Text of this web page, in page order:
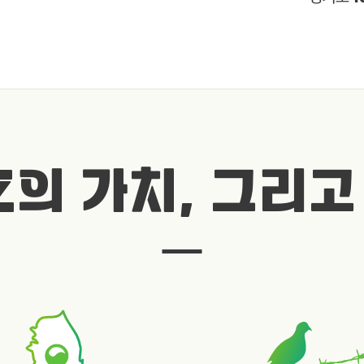
가치, 그리